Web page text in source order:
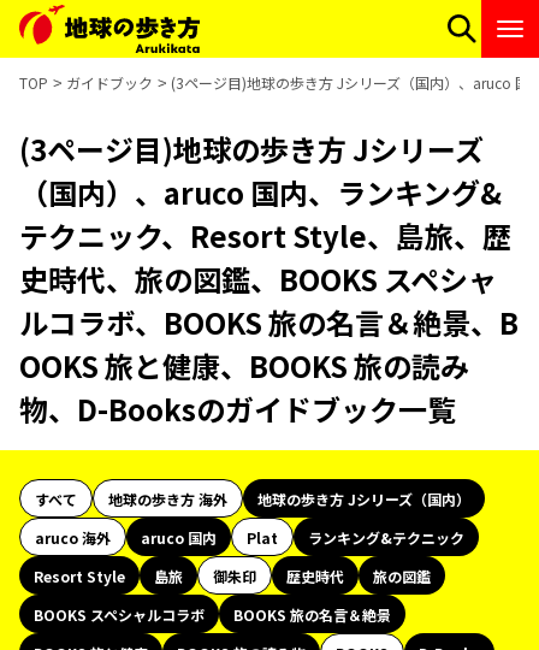
TOP ガイドブック (3ページ目)地球の歩き方 Jシリーズ（国内）、aruco 国
(3ページ目)地球の歩き方 Jシリーズ
（国内）、aruco 国内、ランキング&
テクニック、Resort Style、島旅、歴
史時代、旅の図鑑、BOOKS スペシャ
ルコラボ、BOOKS 旅の名言＆絶景、B
OOKS 旅と健康、BOOKS 旅の読み
物、D-Booksのガイドブック一覧
すべて 地球の歩き方 海外
地球の歩き方 Jシリーズ（国内）
aruco 海外
aruco 国内 Plat
ランキング&テクニック
Resort Style
島旅 御朱印 歴史時代
旅の図鑑
BOOKS スペシャルコラボ
BOOKS 旅の名言＆絶景